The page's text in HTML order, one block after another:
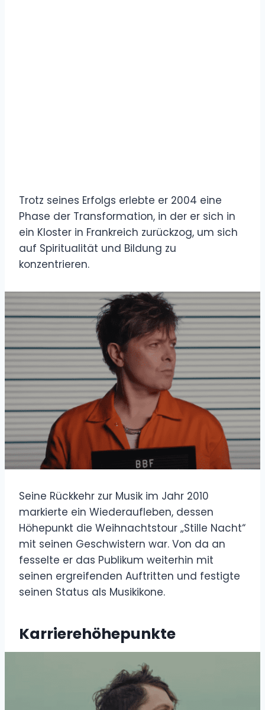
Trotz seines Erfolgs erlebte er 2004 eine
Phase der Transformation, in der er sich in
ein Kloster in Frankreich zurückzog, um sich
auf Spiritualität und Bildung zu
konzentrieren.
Seine Rückkehr zur Musik im Jahr 2010
markierte ein Wiederaufleben, dessen
Höhepunkt die Weihnachtstour „Stille Nacht“
mit seinen Geschwistern war. Von da an
fesselte er das Publikum weiterhin mit
seinen ergreifenden Auftritten und festigte
seinen Status als Musikikone.
Karrierehöhepunkte